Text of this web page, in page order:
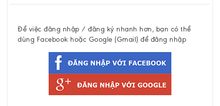
Để việc đăng nhập / đăng ký nhanh hơn, bạn có thể
dùng Facebook hoặc Google (Gmail) để đăng nhập